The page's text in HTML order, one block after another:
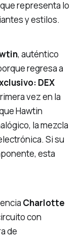
representa lo
y estilos.
, auténtico
regresa a
DEX
vez en la
Hawtin
la mezcla
Si su
esta
Charlotte
con
de